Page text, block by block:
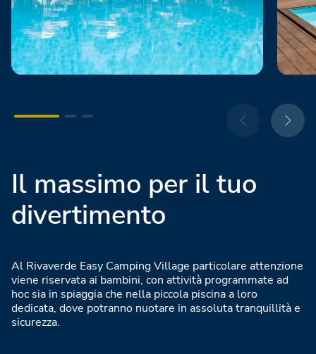
Il massimo per il tuo
divertimento
Al Rivaverde Easy Camping Village particolare attenzione
viene riservata ai bambini, con attività programmate ad
hoc sia in spiaggia che nella piccola piscina a loro
dedicata, dove potranno nuotare in assoluta tranquillità e
sicurezza.